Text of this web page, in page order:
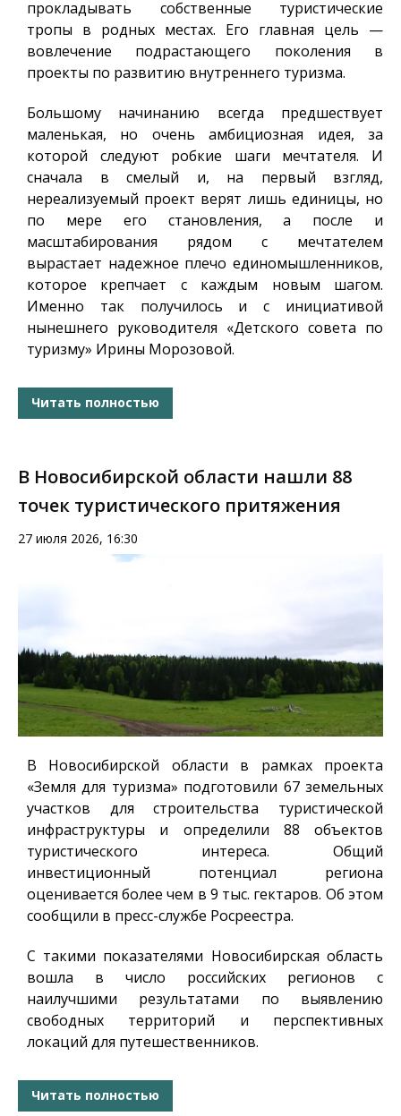
прокладывать собственные туристические
тропы в родных местах. Его главная цель —
вовлечение подрастающего поколения в
проекты по развитию внутреннего туризма.
Большому начинанию всегда предшествует
маленькая, но очень амбициозная идея, за
которой следуют робкие шаги мечтателя. И
сначала в смелый и, на первый взгляд,
нереализуемый проект верят лишь единицы, но
по мере его становления, а после и
масштабирования рядом с мечтателем
вырастает надежное плечо единомышленников,
которое крепчает с каждым новым шагом.
Именно так получилось и с инициативой
нынешнего руководителя «Детского совета по
туризму» Ирины Морозовой.
Читать полностью
В Новосибирской области нашли 88
точек туристического притяжения
27 июля 2026, 16:30
В Новосибирской области в рамках проекта
«Земля для туризма» подготовили 67 земельных
участков для строительства туристической
инфраструктуры и определили 88 объектов
туристического интереса. Общий
инвестиционный потенциал региона
оценивается более чем в 9 тыс. гектаров. Об этом
сообщили в пресс-службе Росреестра.
С такими показателями Новосибирская область
вошла в число российских регионов с
наилучшими результатами по выявлению
свободных территорий и перспективных
локаций для путешественников.
Читать полностью